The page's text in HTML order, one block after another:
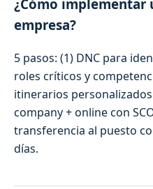
¿Cómo implementar
empresa?
5 pasos: (1) DNC para
roles críticos y
itinerarios
company + online con
transferencia al puesto
días.